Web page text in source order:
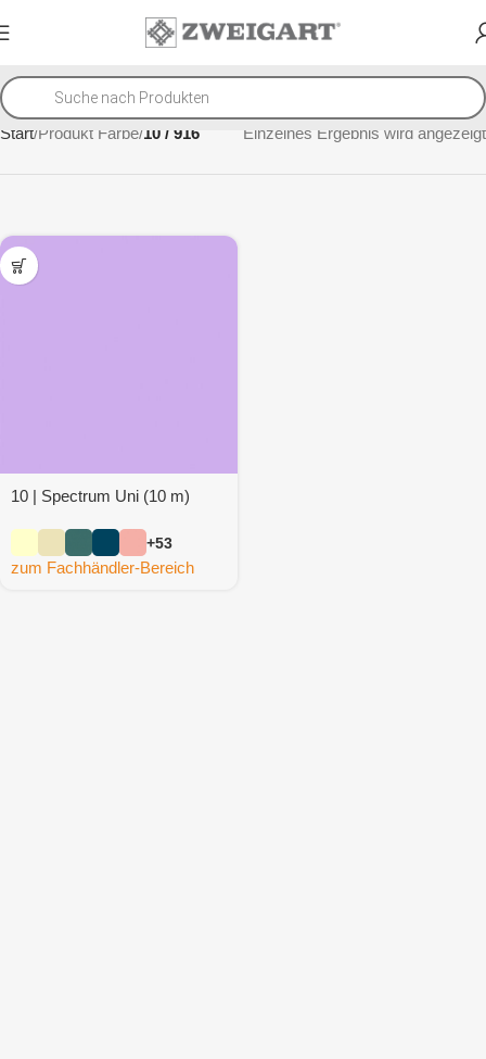
Start Produkt Farbe 10 / 916 Einzelnes Ergebnis wird angezeigt
10 | Spectrum Uni (10 m)
+53
zum Fachhändler-Bereich